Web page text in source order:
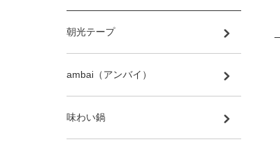
朝光テープ
ambai（アンバイ）
味わい鍋